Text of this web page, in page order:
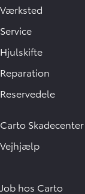
Værksted
Service
Hjulskifte
Reparation
Reservedele
Carto Skadecenter
Vejhjælp
Job hos Carto